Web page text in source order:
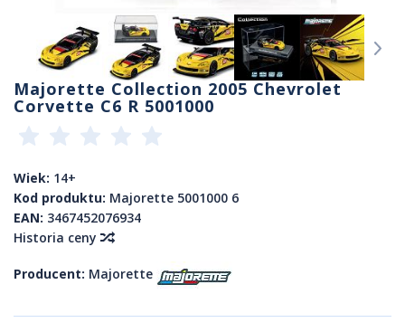
Majorette Collection 2005 Chevrolet
Corvette C6 R 5001000
Wiek: 14+
Kod produktu: Majorette 5001000 6
EAN: 3467452076934
Historia ceny
Producent: Majorette